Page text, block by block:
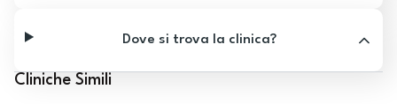
Dove si trova la clinica?
Cliniche Simili